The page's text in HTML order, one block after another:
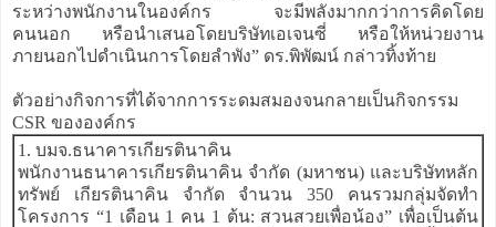
ระหว่างพนักงานในองค์กร จะมีพลังมากกว่าการคิดโดย
คนนอก หรือนำเสนอโดยบริษัทเอเจนซี่ หรือให้หน่วยงาน
ภายนอกไปดำเนินการโดยลำพัง” ดร.พิพัฒน์ กล่าวทิ้งท้าย
ตัวอย่างกิจการที่ได้จากการระดมสมองจนกลายเป็นกิจกรรม
CSR ขององค์กร
1. บมจ.ธนาคารเกียรตินาคิน
พนักงานธนาคารเกียรตินาคิน จำกัด (มหาชน) และบริษัทหลัก
ทรัพย์ เกียรตินาคิน จำกัด จำนวน 350 คนรวมกลุ่มจัดทำ
โครงการ “1 เดือน 1 คน 1 ต้น: สวนสวยเพื่อน้อง” เพื่อเป็นต้น